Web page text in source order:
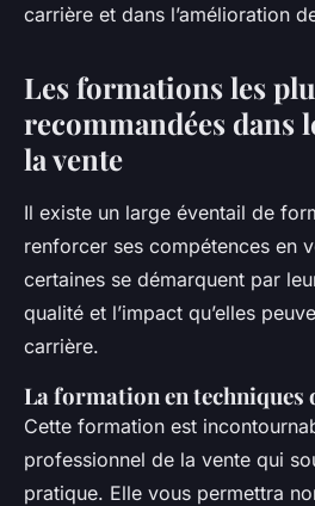
carrière et dans l’amélioration
Les formations les
recommandées dans
la vente
Il existe un large éventail de
renforcer ses compétences en
certaines se démarquent par
qualité et l’impact qu’elles
carrière.
La formation en techniques
Cette formation est
professionnel de la vente qui
pratique. Elle vous permettra